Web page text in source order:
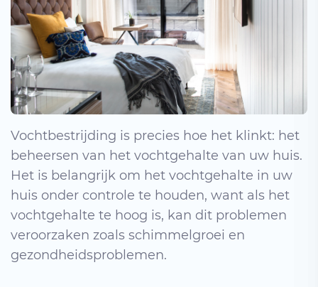
Vochtbestrijding is precies hoe het klinkt: het
beheersen van het vochtgehalte van uw huis.
Het is belangrijk om het vochtgehalte in uw
huis onder controle te houden, want als het
vochtgehalte te hoog is, kan dit problemen
veroorzaken zoals schimmelgroei en
gezondheidsproblemen.